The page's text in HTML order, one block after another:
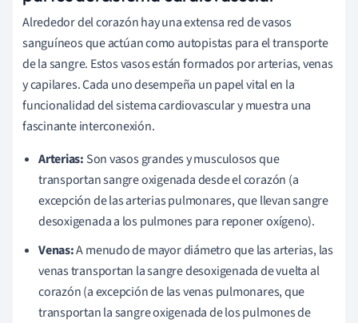
Alrededor del corazón hay una extensa red de vasos
sanguíneos que actúan como autopistas para el transporte
de la sangre. Estos vasos están formados por arterias, venas
y capilares. Cada uno desempeña un papel vital en la
funcionalidad del sistema cardiovascular y muestra una
fascinante interconexión.
Arterias: Son vasos grandes y musculosos que
transportan sangre oxigenada desde el corazón (a
excepción de las arterias pulmonares, que llevan sangre
desoxigenada a los pulmones para reponer oxígeno).
Venas:A menudo de mayor diámetro que las arterias, las
venas transportan la sangre desoxigenada de vuelta al
corazón (a excepción de las venas pulmonares, que
transportan la sangre oxigenada de los pulmones de